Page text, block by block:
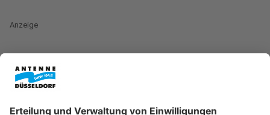
Anzeige
Bilder vom Kelvin Jones Konzert in Köln 2025
Anzeige